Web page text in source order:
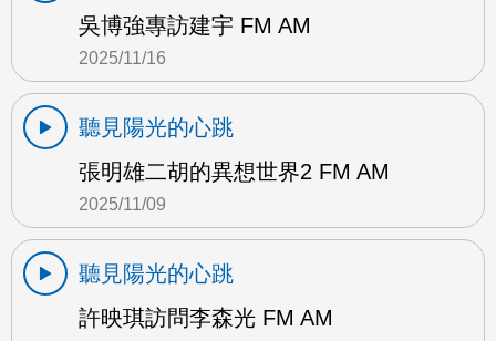
吳博強專訪建宇 FM AM
2025/11/16
聽見陽光的心跳
張明雄二胡的異想世界2 FM AM
2025/11/09
聽見陽光的心跳
許映琪訪問李森光 FM AM